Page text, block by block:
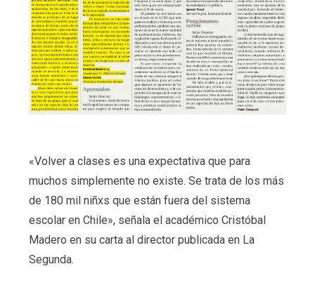
«Volver a clases es una expectativa que para
muchos simplemente no existe. Se trata de los más
de 180 mil niñxs que están fuera del sistema
escolar en Chile», señala el académico Cristóbal
Madero en su carta al director publicada en La
Segunda.